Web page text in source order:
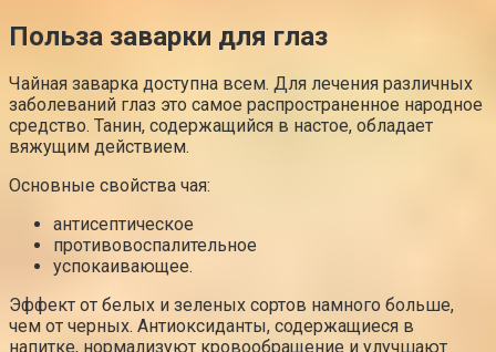
Польза заварки для глаз
Чайная заварка доступна всем. Для лечения различных
заболеваний глаз это самое распространенное народное
средство. Танин, содержащийся в настое, обладает
вяжущим действием.
Основные свойства чая:
антисептическое
противовоспалительное
успокаивающее.
Эффект от белых и зеленых сортов намного больше,
чем от черных. Антиоксиданты, содержащиеся в
напитке, нормализуют кровообращение и улучшают